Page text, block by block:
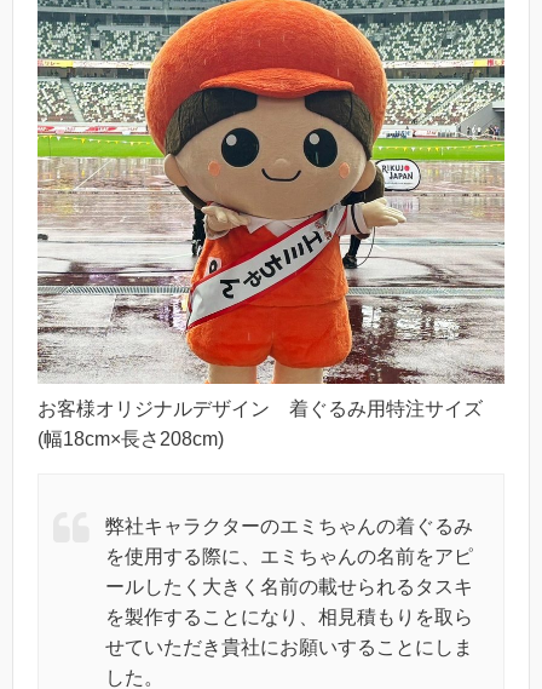
お客様オリジナルデザイン 着ぐるみ用特注サイズ
(幅18cm×長さ208cm)
弊社キャラクターのエミちゃんの着ぐるみ
を使用する際に、エミちゃんの名前をアピ
ールしたく大きく名前の載せられるタスキ
を製作することになり、相見積もりを取ら
せていただき貴社にお願いすることにしま
した。